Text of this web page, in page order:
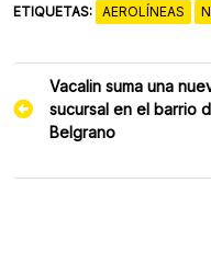
ETIQUETAS: AEROLÍNEAS
Navegación
de
entradas
Vacalin suma una
sucursal en el barrio
Belgrano